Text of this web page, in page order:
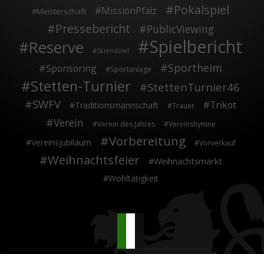
Meisterschaft MissionPfalz
Pokalspiel
Pressebericht
PublicViewing
Reserve Skiendziel Spielbericht
Sponsoring Sportanlage Sportheim
Stetten-Turnier
StettenTurnier46
SWFV
Traditionsmannschaft Trauer Trikot
Verein Verein des Jahres Vereinshymne
Vereinsjubiläum Vorbereitung Vorverkauf
Weihnachtsfeier Weihnachtsmarkt
Wohltätigkeit